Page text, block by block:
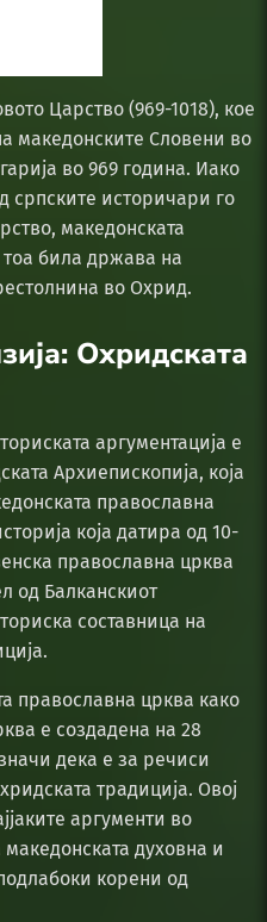
Царство (969-1018), кое
македонските Словени во
во 969 година. Иако
српските историчари го
македонската
била држава на
во Охрид.
Охридската
аргументација е
Архиепископија, која
православна
која датира од 10-
православна црква
од Балканскиот
составница на
православна црква како
е создадена на 28
дека е за речиси
традиција. Овој
аргументи во
духовна и
корени од